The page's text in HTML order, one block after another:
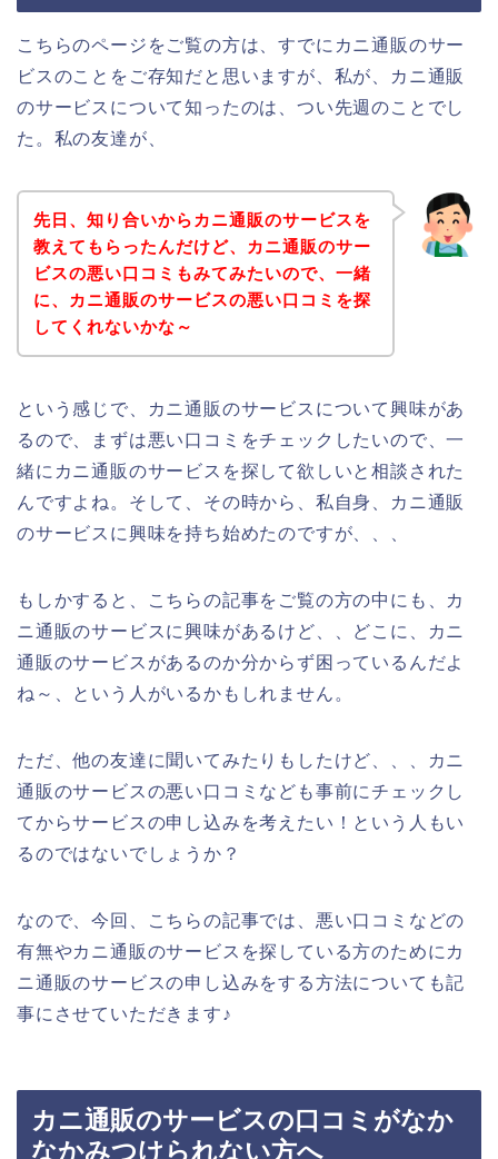
こちらのページをご覧の方は、すでにカニ通販のサー
ビスのことをご存知だと思いますが、私が、カニ通販
のサービスについて知ったのは、つい先週のことでし
た。私の友達が、
先日、知り合いからカニ通販のサービスを
教えてもらったんだけど、カニ通販のサー
ビスの悪い口コミもみてみたいので、一緒
に、カニ通販のサービスの悪い口コミを探
してくれないかな～
という感じで、カニ通販のサービスについて興味があ
るので、まずは悪い口コミをチェックしたいので、一
緒にカニ通販のサービスを探して欲しいと相談された
んですよね。そして、その時から、私自身、カニ通販
のサービスに興味を持ち始めたのですが、、、
もしかすると、こちらの記事をご覧の方の中にも、カ
ニ通販のサービスに興味があるけど、、どこに、カニ
通販のサービスがあるのか分からず困っているんだよ
ね～、という人がいるかもしれません。
ただ、他の友達に聞いてみたりもしたけど、、、カニ
通販のサービスの悪い口コミなども事前にチェックし
てからサービスの申し込みを考えたい！という人もい
るのではないでしょうか？
なので、今回、こちらの記事では、悪い口コミなどの
有無やカニ通販のサービスを探している方のためにカ
ニ通販のサービスの申し込みをする方法についても記
事にさせていただきます♪
カニ通販のサービスの口コミがなか
なかみつけられない方へ